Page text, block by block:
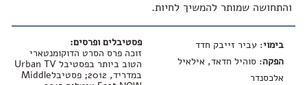
והתחושה שמותר להמשיך לחיות.
פסטיבלים ופרסים:
זוכה פרס הסרט הדוקומנטארי
הטוב ביותר בפסטיבל Urban TV
במדריד, 2012; פסטיבלMiddle
בימוי: עביר זייבק חדד
הפקה: סוהיל חדאד, אילאיל
אלכסנדר